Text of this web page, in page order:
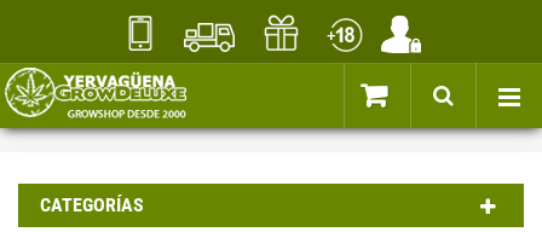
CATEGORÍAS